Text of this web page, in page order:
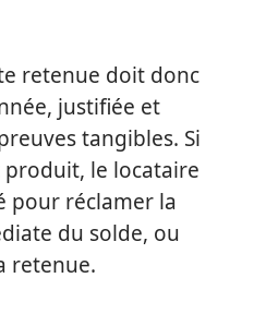
retenue doit donc
justifiée et
tangibles. Si
produit, le locataire
pour réclamer la
du solde, ou
retenue.